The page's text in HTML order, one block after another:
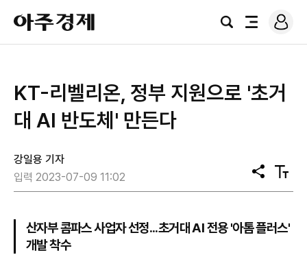
아
주
경
검
전
로
그
KT-리벨리온, 정부 지원으로 '초거
대 AI 반도체' 만든다
강일용 기자
입력 2023-07-09 11:02
공
유
텍
스
기
산자부 콤파스 사업자 선정...초거대 AI 전용 '아톰 플러스'
개발 착수